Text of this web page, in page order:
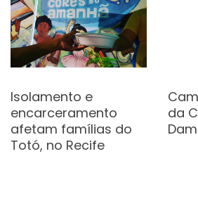
Isolamento e
encarceramento
afetam famílias do
Totó, no Recife
da